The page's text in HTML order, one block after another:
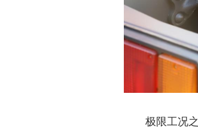
极限工况